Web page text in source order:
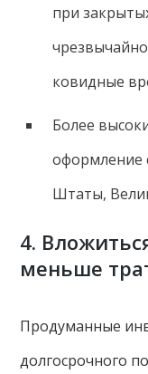
при
ковидные
Более
оформление
Штаты,
4.
меньше
Продуманные
долгосрочного